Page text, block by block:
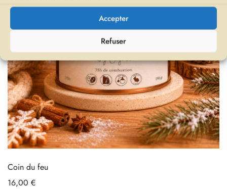
Accepter
Refuser
Coin du feu
16,00 €